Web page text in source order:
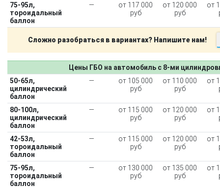
75-95л,
тороидальный
баллон
—
от 117 000
руб
от 120 000
руб
от
Сложно разобраться в вариантах? Напишите нам!
Цены ГБО на автомобиль с 8-ми
50-65л,
цилиндрический
баллон
—
от 105 000
руб
от 110 000
руб
от
80-100л,
цилиндрический
баллон
—
от 115 000
руб
от 120 000
руб
от
42-53л,
тороидальный
баллон
—
от 115 000
руб
от 120 000
руб
от
75-95л,
тороидальный
баллон
—
от 130 000
руб
от 135 000
руб
от